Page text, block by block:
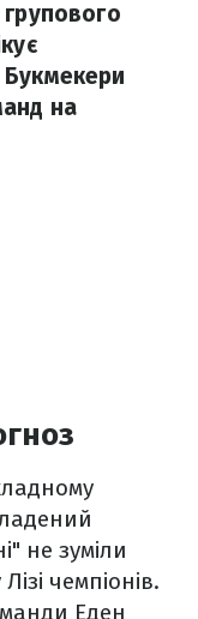
на
не зуміли
чемпіонів.
Еден